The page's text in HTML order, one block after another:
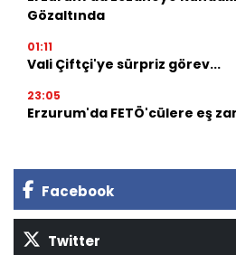
Gözaltında
01:11
Vali Çiftçi'ye sürpriz görev...
23:05
Erzurum'da FETÖ'cülere eş
Facebook
Twitter